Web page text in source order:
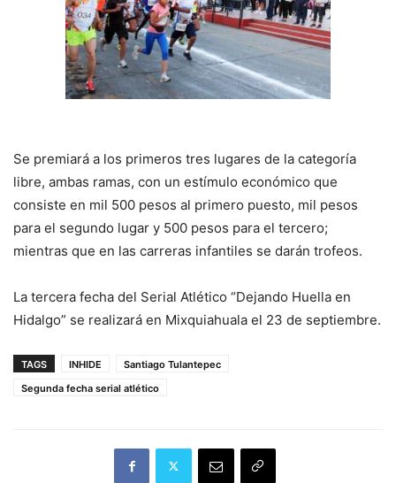
Se premiará a los primeros tres lugares de la categoría
libre, ambas ramas, con un estímulo económico que
consiste en mil 500 pesos al primero puesto, mil pesos
para el segundo lugar y 500 pesos para el tercero;
mientras que en las carreras infantiles se darán trofeos.
La tercera fecha del Serial Atlético “Dejando Huella en
Hidalgo” se realizará en Mixquiahuala el 23 de septiembre.
TAGS INHIDE
Santiago Tulantepec
Segunda fecha serial atlético